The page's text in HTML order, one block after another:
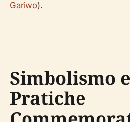
Gariwo).
Simbolismo e
Pratiche